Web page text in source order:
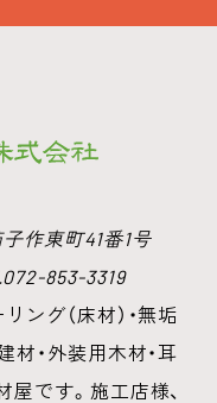
作東町41番1号
853-3319
ング（床材）・無垢
材・外装用木材・耳
です。 施工店様、